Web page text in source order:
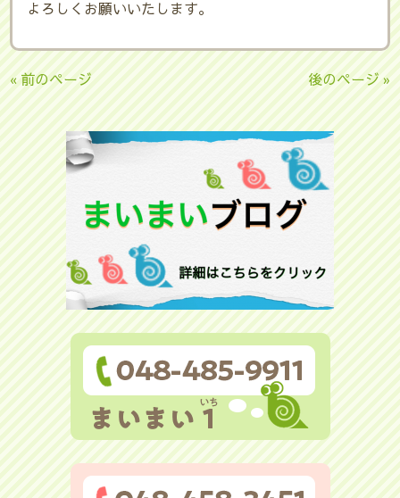
よろしくお願いいたします。
« 前のページ 後のページ »